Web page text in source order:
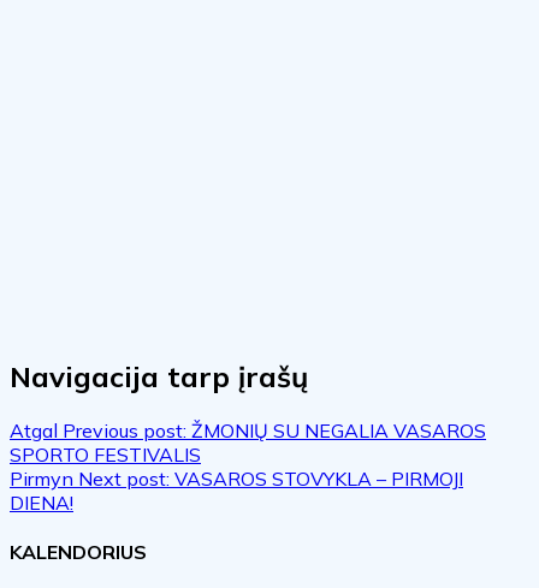
Navigacija tarp įrašų
Atgal Previous post: ŽMONIŲ SU NEGALIA VASAROS
SPORTO FESTIVALIS
Pirmyn Next post: VASAROS STOVYKLA – PIRMOJI
DIENA!
KALENDORIUS